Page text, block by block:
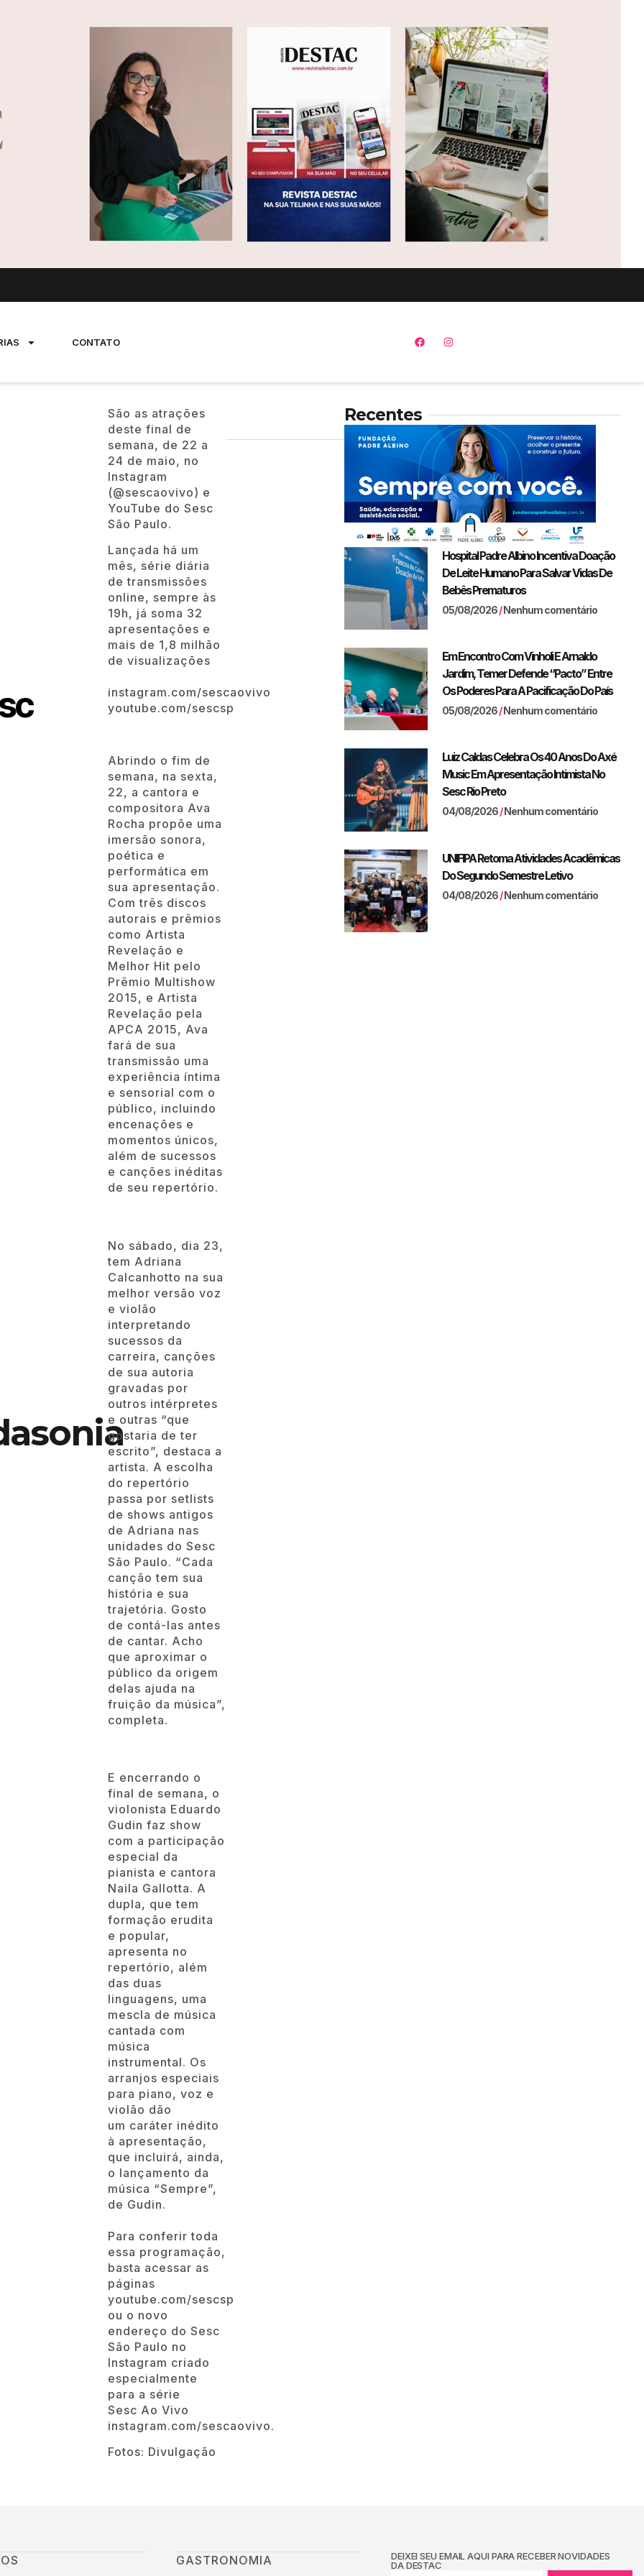
CONTATO
São as atrações
deste final de
semana, de 22 a
24 de maio, no
Instagram
(@sescaovivo) e
YouTube do Sesc
São Paulo.
Lançada há um
mês, série diária
de transmissões
online, sempre às
19h, já soma 32
apresentações e
mais de 1,8 milhão
de visualizações
instagram.com/sescaovivo
youtube.com/sescsp
Abrindo o fim de
semana, na sexta,
22, a cantora e
compositora Ava
Rocha propõe uma
imersão sonora,
poética e
performática em
sua apresentação.
Com três discos
autorais e prêmios
como Artista
Revelação e
Melhor Hit pelo
Prêmio Multishow
2015, e Artista
Revelação pela
APCA 2015, Ava
fará de sua
transmissão uma
experiência íntima
e sensorial com o
público, incluindo
encenações e
momentos únicos,
além de sucessos
e canções inéditas
de seu repertório.
No sábado, dia 23,
tem Adriana
Calcanhotto na sua
melhor versão voz
e violão
interpretando
sucessos da
carreira, canções
de sua autoria
gravadas por
outros intérpretes
e outras “que
gostaria de ter
escrito”, destaca a
artista. A escolha
do repertório
passa por setlists
de shows antigos
de Adriana nas
unidades do Sesc
São Paulo. “Cada
canção tem sua
história e sua
trajetória. Gosto
de contá-las antes
de cantar. Acho
que aproximar o
público da origem
delas ajuda na
fruição da música”,
completa.
E encerrando o
final de semana, o
violonista Eduardo
Gudin faz show
com a participação
especial da
pianista e cantora
Naila Gallotta. A
dupla, que tem
formação erudita
e popular,
apresenta no
repertório, além
das duas
linguagens, uma
mescla de música
cantada com
música
instrumental. Os
arranjos especiais
para piano, voz e
violão dão
um caráter inédito
à apresentação,
que incluirá, ainda,
o lançamento da
música “Sempre”,
de Gudin.
Para conferir toda
essa programação,
basta acessar as
páginas
youtube.com/sescsp
ou o novo
endereço do Sesc
São Paulo no
Instagram criado
especialmente
para a série
Sesc Ao Vivo
instagram.com/sescaovivo.
Fotos: Divulgação
Recentes
Hospital Padre Albino Incentiva Doação
De Leite Humano Para Salvar Vidas De
Bebês Prematuros
05/08/2026 Nenhum comentário
Em Encontro Com Vinholi E Arnaldo
Jardim, Temer Defende “pacto” Entre
Os Poderes Para A Pacificação Do País
05/08/2026 Nenhum comentário
Luiz Caldas Celebra Os 40 Anos Do Axé
Music Em Apresentação Intimista No
Sesc Rio Preto
04/08/2026 Nenhum comentário
UNIFIPA Retoma Atividades Acadêmicas
Do Segundo Semestre Letivo
04/08/2026 Nenhum comentário
GASTRONOMIA
DEIXEI SEU EMAIL AQUI PARA RECEBER NOVIDADES
DA DESTAC